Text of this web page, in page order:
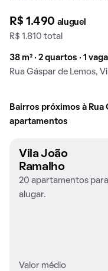
R$ 1.490 aluguel
R$ 1.810 total
38 m² · 2 quartos · 1 vaga
Rua Gáspar de Lemos,
Bairros próximos à Rua
apartamentos
Vila João
Ramalho
20 apartamentos para
alugar.
Valor médio